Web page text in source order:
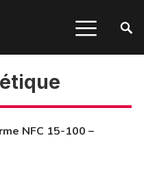
NFC 15-100 –